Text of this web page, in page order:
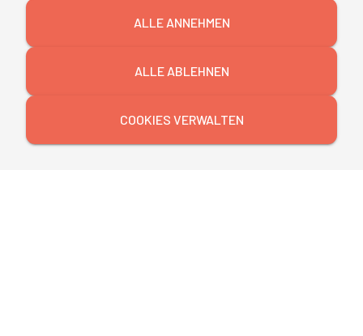
Bleiben Sie auf dem
nächsten Themen.
ALLE ANNEHMEN
ALLE ABLEHNEN
COOKIES VERWALTEN